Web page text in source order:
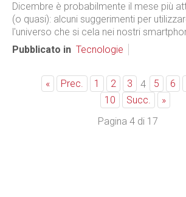
Dicembre è probabilmente il mese più
(o quasi): alcuni suggerimenti per
l'universo che si cela nei nostri
Pubblicato in Tecnologie
« Prec. 1 2 3 4 5 6
10
Succ.
»
Pagina 4 di 17